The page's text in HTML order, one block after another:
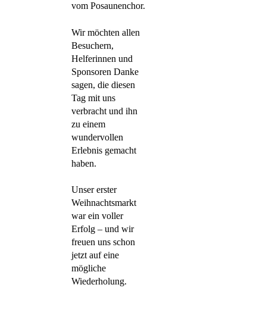
vom Posaunenchor.
Wir möchten allen
Besuchern,
Helferinnen und
Sponsoren Danke
sagen, die diesen
Tag mit uns
verbracht und ihn
zu einem
wundervollen
Erlebnis gemacht
haben.
Unser erster
Weihnachtsmarkt
war ein voller
Erfolg – und wir
freuen uns schon
jetzt auf eine
mögliche
Wiederholung.